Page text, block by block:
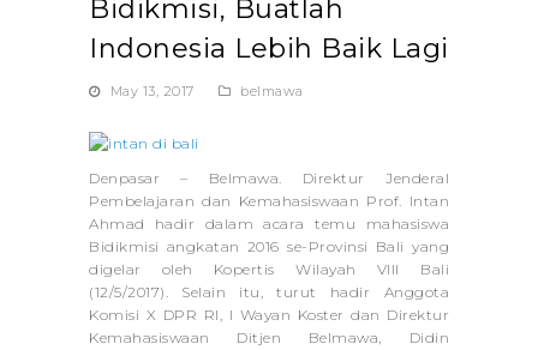
Bidikmisi, Buatlah
Indonesia Lebih Baik Lagi
May 13, 2017 belmawa
Denpasar – Belmawa. Direktur Jenderal
Pembelajaran dan Kemahasiswaan Prof. Intan
Ahmad hadir dalam acara temu mahasiswa
Bidikmisi angkatan 2016 se-Provinsi Bali yang
digelar oleh Kopertis Wilayah VIII Bali
(12/5/2017). Selain itu, turut hadir Anggota
Komisi X DPR RI, I Wayan Koster dan Direktur
Kemahasiswaan Ditjen Belmawa, Didin